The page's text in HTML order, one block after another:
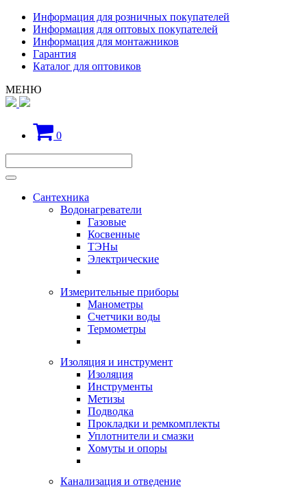
Информация для розничных покупателей
Информация для оптовых покупателей
Информация для монтажников
Гарантия
Каталог для оптовиков
МЕНЮ
0
Сантехника
Водонагреватели
Газовые
Косвенные
ТЭНы
Электрические
Измерительные приборы
Манометры
Счетчики воды
Термометры
Изоляция и инструмент
Изоляция
Инструменты
Метизы
Подводка
Прокладки и ремкомплекты
Уплотнители и смазки
Хомуты и опоры
Канализация и отведение